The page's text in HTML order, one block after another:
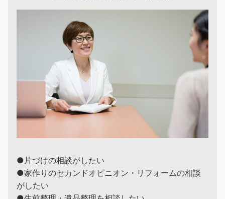
●片づけの相談がしたい
●家作りのセカンドオピニオン・リフォームの相談
がしたい